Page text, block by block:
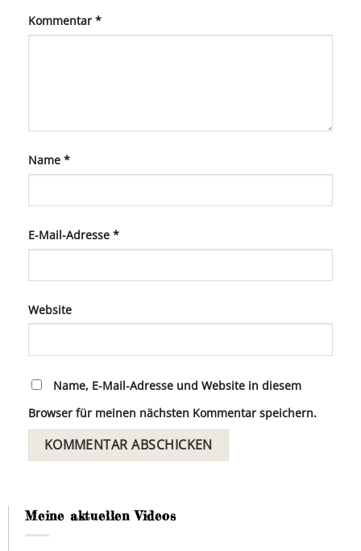
Kommentar *
Name *
E-Mail-Adresse *
Website
Name, E-Mail-Adresse und Website in diesem
Browser für meinen nächsten Kommentar speichern.
Meine aktuellen Videos